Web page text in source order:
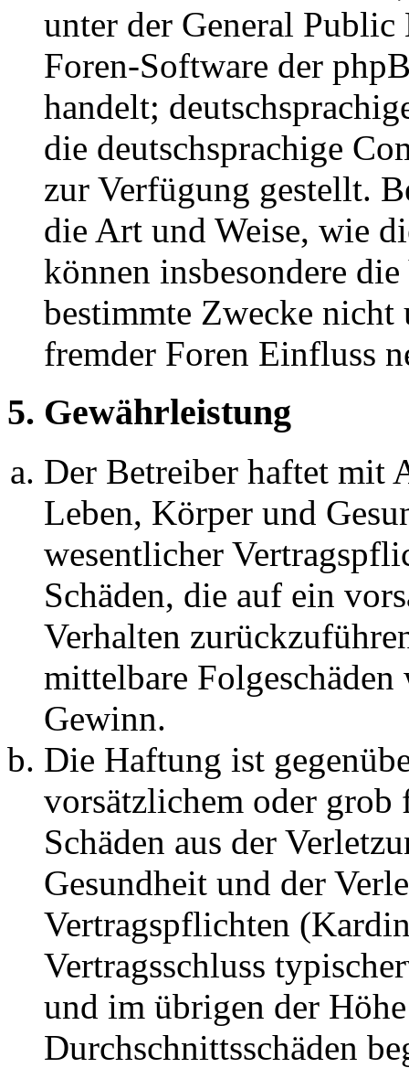
unter der General
Foren-Software der
handelt;
die deutschsprachige
zur Verfügung gestellt.
die Art und Weise, wie
können insbesondere
bestimmte Zwecke nicht
fremder Foren Einfluss
5. Gewährleistung
Der Betreiber haftet mit
Leben, Körper und
wesentlicher
Schäden, die auf ein
Verhalten
mittelbare Folgeschäden
Gewinn.
Die Haftung ist
vorsätzlichem oder grob
Schäden aus der
Gesundheit und der
Vertragspflichten
Vertragsschluss
und im übrigen der
Durchschnittsschäden